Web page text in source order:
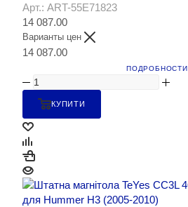
Арт.: ART-55E71823
14 087.00
Варианты цен
14 087.00
ПОДРОБНОСТИ
КУПИТИ